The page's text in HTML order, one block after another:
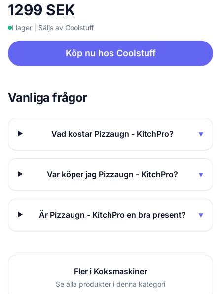
1299 SEK
I lager Säljs av Coolstuff
Köp nu hos Coolstuff
Vanliga frågor
Vad kostar Pizzaugn - KitchPro? ▾
Var köper jag Pizzaugn - KitchPro? ▾
Är Pizzaugn - KitchPro en bra present? ▾
Fler i Koksmaskiner
Se alla produkter i denna kategori